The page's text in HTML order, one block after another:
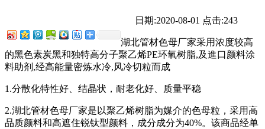
日期:2020-08-01 点击:243
湖北管材色母厂家采用浓度较高
的黑色素炭黑和独特高分子聚乙烯PE环氧树脂,及進口颜料涂
料助剂,经高能量密炼水冷,风冷切粒而成
1.分散化特性好、结晶状，耐老化好、质量平稳
2.湖北管材色母厂家是以聚乙烯树脂为媒介的色母粒，采用高
品质颜料和高遮住锐钛型颜料，成分成分为40%。该商品经单